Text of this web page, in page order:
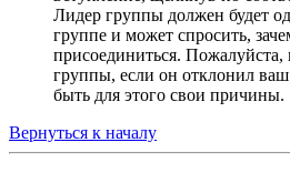
Лидер группы должен будет
группе и может спросить,
присоединиться. Пожалуйста,
группы, если он отклонил ваш
быть для этого свои причины.
Вернуться к началу